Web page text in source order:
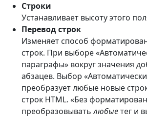
Строки
Устанавливает высоту этого
Перевод строк
Изменяет способ
строк. При выборе
параграфы» вокруг значения
абзацев. Выбор
преобразует любые новые
строк HTML. «Без
преобразовыватьлюбыетег и